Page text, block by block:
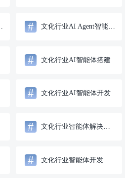
# 文化行业AI Agent智能体开发
# 文化行业AI智能体搭建
# 文化行业AI智能体开发
# 文化行业智能体解决方案
# 文化行业智能体开发